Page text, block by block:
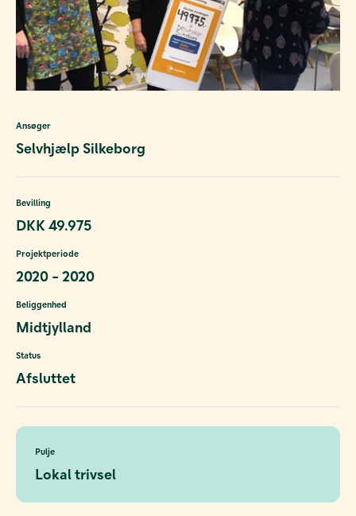
Ansøger
Selvhjælp Silkeborg
Bevilling
DKK 49.975
Projektperiode
2020 - 2020
Beliggenhed
Midtjylland
Status
Afsluttet
Pulje
Lokal trivsel